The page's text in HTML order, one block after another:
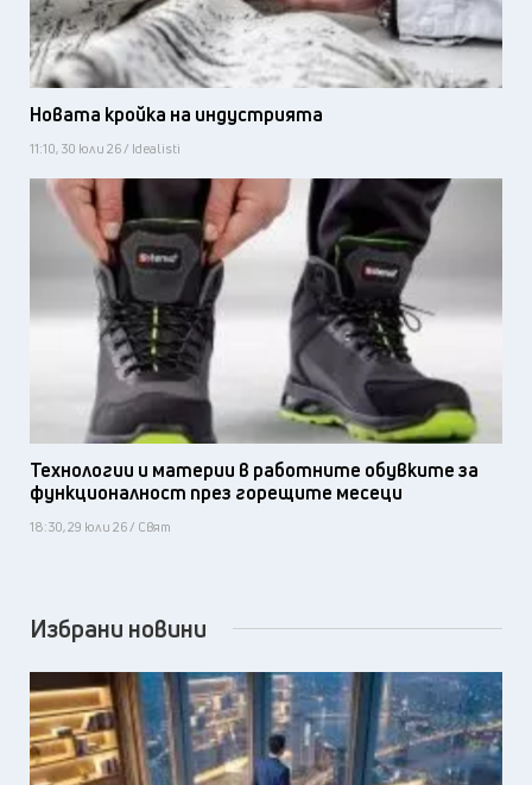
Новата кройка на индустрията
11:10, 30 юли 26 / Idealisti
Технологии и материи в работните обувките за
функционалност през горещите месеци
18:30, 29 юли 26 / Свят
Избрани новини